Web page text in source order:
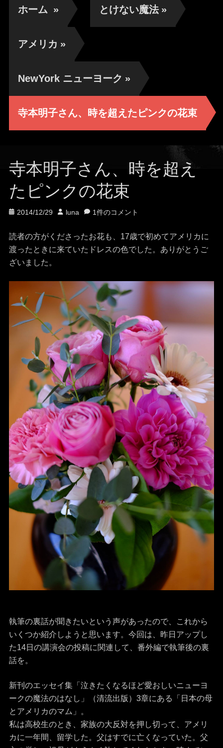
ホーム » とけない魔法 »
アメリカ »
NewYork ニューヨーク »
寺本明子さん、時を超えたピンクの花束
寺本明子さん、時を超え
たピンクの花束
投
日
2014/12/29
投
者
luna 1件のコメント
読者の方がくださったお花も、17歳で初めてアメリカに
渡ったときに来ていたドレスの色でした。ありがとうご
ざいました。
執筆の裏話が聞きたいという声があったので、これから
いくつか紹介しようと思います。今回は、昨日アップし
た14日の講演会の投稿に関連して、番外編で執筆後の裏
話を。
新刊のエッセイ集「泣きたくなるほど愛おしいニューヨ
ークの魔法のはなし」（清流出版）3章にある「日本の母
とアメリカのマム」。
私は高校生のとき、家族の大反対を押し切って、アメリ
カに一年間、留学した。父はすでに亡くなっていた。父